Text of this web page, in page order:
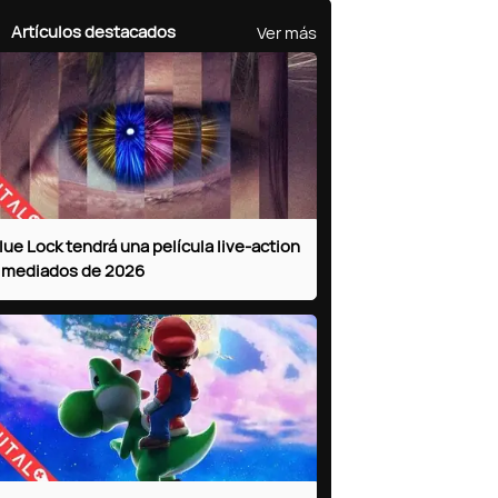
Artículos destacados Ver más
Lock tendrá una película live-action
de 2026